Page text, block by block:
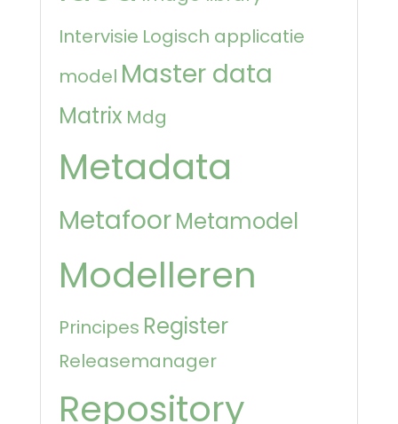
Intervisie Logisch applicatie
model Master data
Matrix Mdg
Metadata
MetafoorMetamodel
Modelleren
Principes Register
Releasemanager
Repository